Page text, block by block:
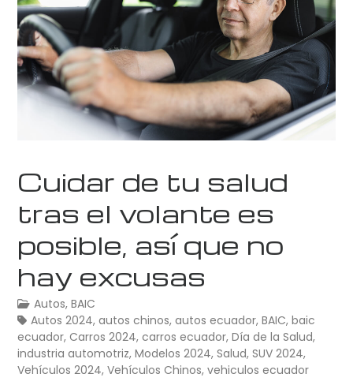
Cuidar de tu salud
tras el volante es
posible, así que no
hay excusas
Autos,BAIC
Autos 2024,autos chinos,autos ecuador,BAIC,baic
ecuador,Carros 2024,carros ecuador,Día de la Salud,
industria automotriz,Modelos 2024,Salud,SUV 2024,
Vehículos 2024,Vehículos Chinos,vehiculos ecuador